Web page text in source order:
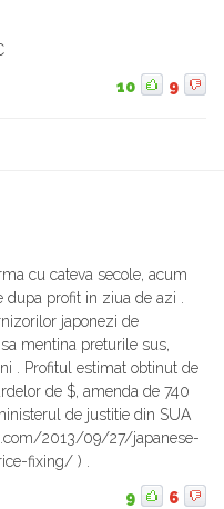
10 9
cu cateva secole, acum
dupa profit in ziua de azi .
japonezi de
mentina preturile sus,
. Profitul estimat obtinut de
de $, amenda de 740
de justitie din SUA
2013/09/27/japanese-
fixing/ ) .
9 6